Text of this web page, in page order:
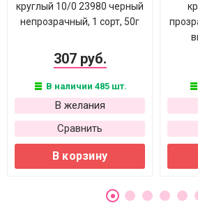
круглый 10/0 23980 черный
непрозрачный, 1 сорт, 50г
307 руб.
В наличии 485 шт.
В желания
Сравнить
В корзину